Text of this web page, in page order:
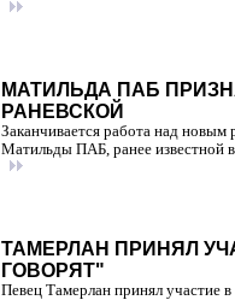
МАТИЛЬДА ПАБ
РАНЕВСКОЙ
Заканчивается работа над
Матильды ПАБ, ранее известной
ТАМЕРЛАН ПРИНЯЛ
ГОВОРЯТ"
Певец Тамерлан принял участие